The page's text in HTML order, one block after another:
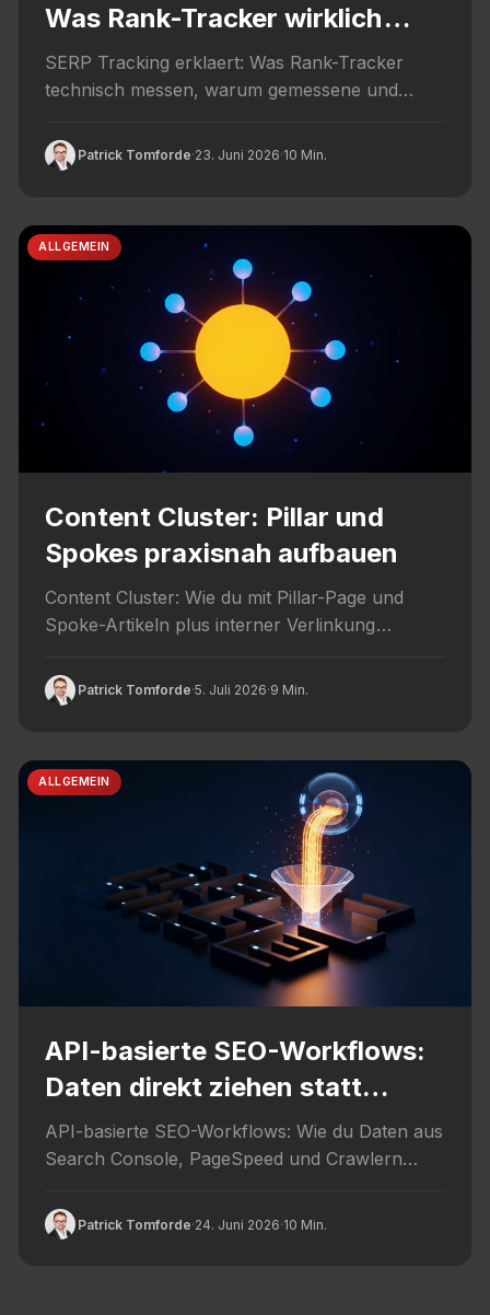
Was Rank-Tracker wirklich
messen
SERP Tracking erklaert: Was Rank-Tracker
technisch messen, warum gemessene und
aussagekraeftig die Zahlen...
Patrick Tomforde·23. Juni 2026·10 Min.
ALLGEMEIN
Content Cluster: Pillar und
Spokes praxisnah aufbauen
Content Cluster: Wie du mit Pillar-Page und
Spoke-Artikeln plus interner Verlinkung
Patrick Tomforde·5. Juli 2026·9 Min.
ALLGEMEIN
API-basierte SEO-Workflows:
Daten direkt ziehen statt
klicken
API-basierte SEO-Workflows: Wie du Daten aus
Search Console, PageSpeed und Crawlern
Patrick Tomforde·24. Juni 2026·10 Min.